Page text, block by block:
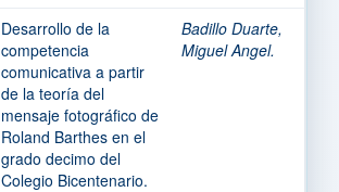
Desarrollo de la
competencia
comunicativa a partir
de la teoría del
mensaje fotográfico de
Roland Barthes en el
grado decimo del
Colegio Bicentenario.
Badillo Duarte,
Miguel Angel.